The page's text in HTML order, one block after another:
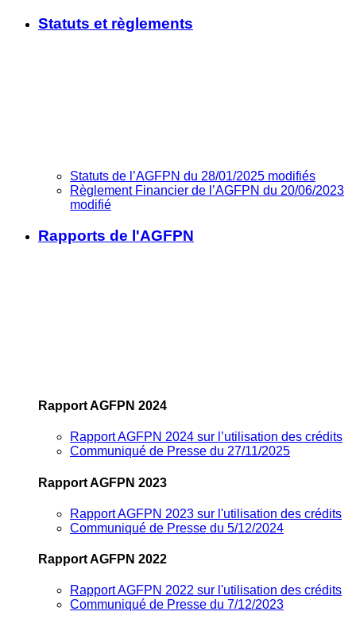
Statuts et règlements
Statuts de l’AGFPN du 28/01/2025 modifiés
Règlement Financier de l’AGFPN du 20/06/2023
modifié
Rapports de l'AGFPN
Rapport AGFPN 2024
Rapport AGFPN 2024 sur l’utilisation des crédits
Communiqué de Presse du 27/11/2025
Rapport AGFPN 2023
Rapport AGFPN 2023 sur l'utilisation des crédits
Communiqué de Presse du 5/12/2024
Rapport AGFPN 2022
Rapport AGFPN 2022 sur l'utilisation des crédits
Communiqué de Presse du 7/12/2023